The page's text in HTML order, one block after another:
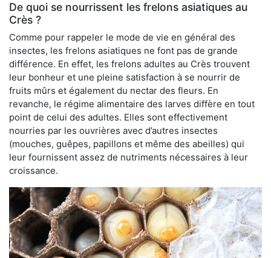
De quoi se nourrissent les frelons asiatiques au
Crès ?
Comme pour rappeler le mode de vie en général des
insectes, les frelons asiatiques ne font pas de grande
différence. En effet, les frelons adultes au Crès trouvent
leur bonheur et une pleine satisfaction à se nourrir de
fruits mûrs et également du nectar des fleurs. En
revanche, le régime alimentaire des larves diffère en tout
point de celui des adultes. Elles sont effectivement
nourries par les ouvrières avec d’autres insectes
(mouches, guêpes, papillons et même des abeilles) qui
leur fournissent assez de nutriments nécessaires à leur
croissance.